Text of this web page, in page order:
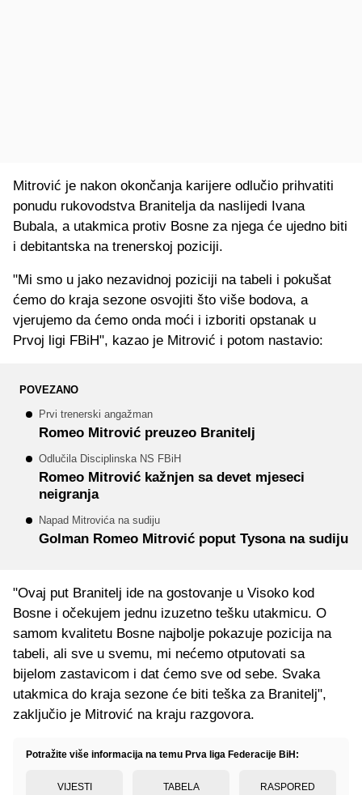
Mitrović je nakon okončanja karijere odlučio prihvatiti
ponudu rukovodstva Branitelja da naslijedi Ivana
Bubala, a utakmica protiv Bosne za njega će ujedno biti
i debitantska na trenerskoj poziciji.
"Mi smo u jako nezavidnoj poziciji na tabeli i pokušat
ćemo do kraja sezone osvojiti što više bodova, a
vjerujemo da ćemo onda moći i izboriti opstanak u
Prvoj ligi FBiH", kazao je Mitrović i potom nastavio:
POVEZANO
Prvi trenerski angažman
Romeo Mitrović preuzeo Branitelj
Odlučila Disciplinska NS FBiH
Romeo Mitrović kažnjen sa devet mjeseci
neigranja
Napad Mitrovića na sudiju
Golman Romeo Mitrović poput Tysona na sudiju
"Ovaj put Branitelj ide na gostovanje u Visoko kod
Bosne i očekujem jednu izuzetno tešku utakmicu. O
samom kvalitetu Bosne najbolje pokazuje pozicija na
tabeli, ali sve u svemu, mi nećemo otputovati sa
bijelom zastavicom i dat ćemo sve od sebe. Svaka
utakmica do kraja sezone će biti teška za Branitelj",
zaključio je Mitrović na kraju razgovora.
Potražite više informacija na temu Prva liga Federacije BiH:
VIJESTI TABELA RASPORED